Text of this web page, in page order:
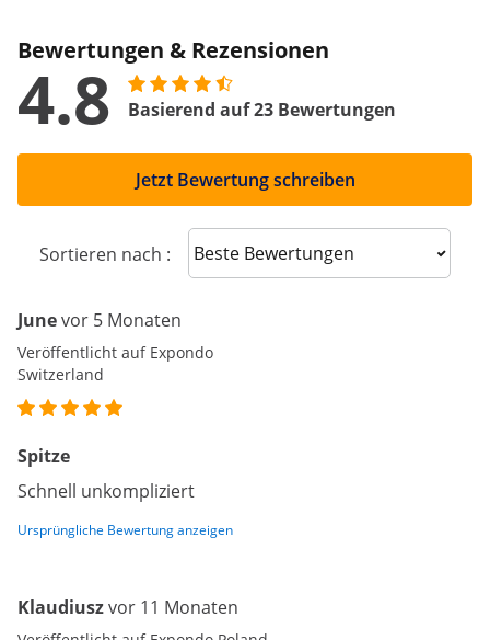
Bewertungen & Rezensionen
4.8 Basierend auf 23 Bewertungen
Jetzt Bewertung schreiben
Sortieren nach : Sort reviews
Junevor 5 Monaten
Veröffentlicht auf Expondo
Switzerland
Spitze
Schnell unkompliziert
Ursprüngliche Bewertung anzeigen
Klaudiuszvor 11 Monaten